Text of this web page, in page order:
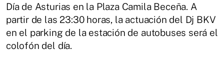
Día de Asturias en la Plaza Camila Beceña. A
partir de las 23:30 horas, la actuación del Dj BKV
en el parking de la estación de autobuses será el
colofón del día.